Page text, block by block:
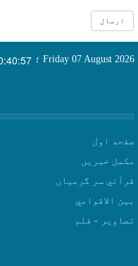
Friday 07 August 2026 ؛
صفحه اول
مکمل خبریں
قرآني سر گرمياں
بين الاقوامي
تصاوير - فلم